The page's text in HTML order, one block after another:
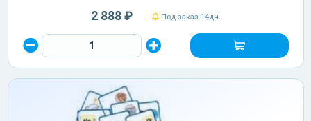
2 888 ₽ Под заказ 14дн.